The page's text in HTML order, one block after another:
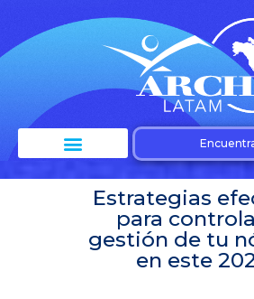
Estrategias
para
gestión de tu
en este